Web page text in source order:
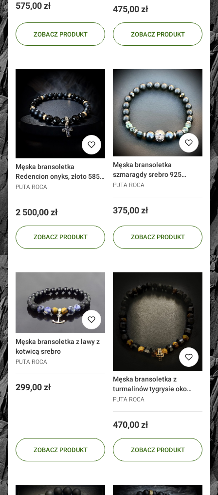
Cena
575,00 zł
ZOBACZ PRODUKT
Cena
475,00 zł
ZOBACZ PRODUKT
Męska bransoletka
Redencion onyks, złoto 585
krzyżyk czarne cyrkonie
PUTA ROCA
Cena
2 500,00 zł
ZOBACZ PRODUKT
Męska bransoletka
szmaragdy srebro 925
EMERALD
PUTA ROCA
Cena
375,00 zł
ZOBACZ PRODUKT
Męska bransoletka z lawy z
kotwicą srebro
PUTA ROCA
Cena
299,00 zł
ZOBACZ PRODUKT
Męska bransoletka z
turmalinów tygrysie oko
srebro 925 złoto 24k
PUTA ROCA
Cena
470,00 zł
ZOBACZ PRODUKT